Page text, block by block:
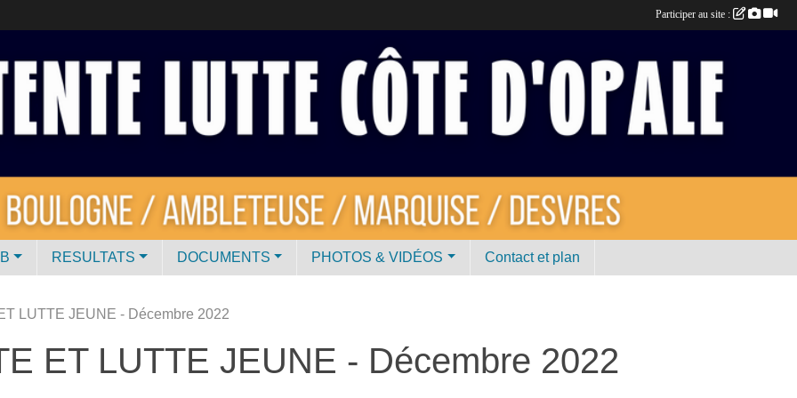
RESULTATS DOCUMENTS PHOTOS & VIDÉOS Contact et plan
LUTTE JEUNE - Décembre 2022
ET LUTTE JEUNE - Décembre 2022
Participer au site :